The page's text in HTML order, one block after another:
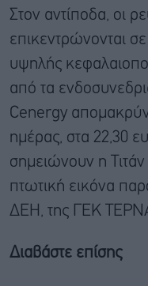
Στον αντίποδα, οι
επικεντρώνονται
υψηλής
από τα
Cenergy
ημέρας, στα 22,30
σημειώνουν η
πτωτική εικόνα
ΔΕΗ, της ΓΕΚ
Διαβάστε επίσης